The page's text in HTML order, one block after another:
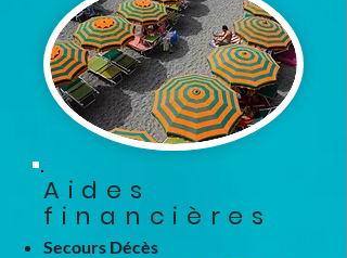
Aides
financières
Secours Décès